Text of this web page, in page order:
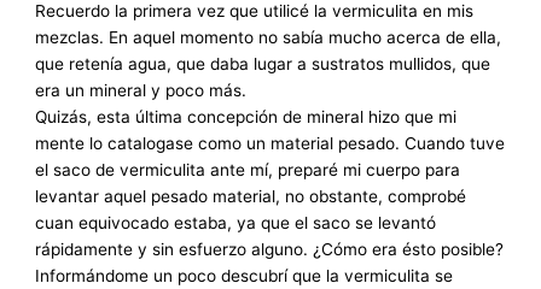
Recuerdo la primera vez que utilicé la vermiculita en mis
mezclas. En aquel momento no sabía mucho acerca de ella,
que retenía agua, que daba lugar a sustratos mullidos, que
era un mineral y poco más.
Quizás, esta última concepción de mineral hizo que mi
mente lo catalogase como un material pesado. Cuando tuve
el saco de vermiculita ante mí, preparé mi cuerpo para
levantar aquel pesado material, no obstante, comprobé
cuan equivocado estaba, ya que el saco se levantó
rápidamente y sin esfuerzo alguno. ¿Cómo era ésto posible?
Informándome un poco descubrí que la vermiculita se